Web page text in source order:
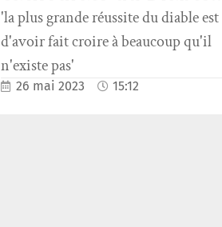
'la plus grande réussite du diable est
d'avoir fait croire à beaucoup qu'il
n'existe pas'
26 mai 2023 15:12